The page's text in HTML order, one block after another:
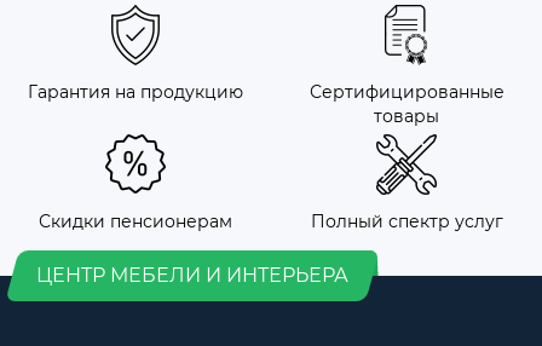
Гарантия на продукцию
Сертифицированные
товары
Скидки пенсионерам Полный спектр услуг
ЦЕНТР МЕБЕЛИ И ИНТЕРЬЕРА